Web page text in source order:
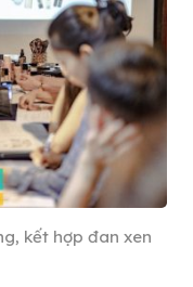
kết hợp đan xen